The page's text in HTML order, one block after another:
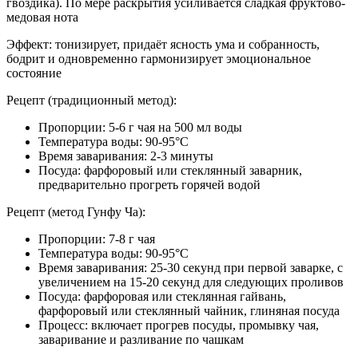
медовая нота
Эффект: тонизирует, придаёт ясность ума и собранность,
бодрит и одновременно гармонизирует эмоциональное
состояние
Рецепт (традиционный метод):
Пропорции: 5-6 г чая на 500 мл воды
Температура воды: 90-95°C
Время заваривания: 2-3 минуты
Посуда: фарфоровый или стеклянный заварник,
предварительно прогреть горячей водой
Рецепт (метод Гунфу Ча):
Пропорции: 7-8 г чая
Температура воды: 90-95°C
Время заваривания: 25-30 секунд при первой заварке, с
увеличением на 15-20 секунд для следующих проливов
Посуда: фарфоровая или стеклянная гайвань,
фарфоровый или стеклянный чайник, глиняная посуда
Процесс: включает прогрев посуды, промывку чая,
заваривание и разливание по чашкам